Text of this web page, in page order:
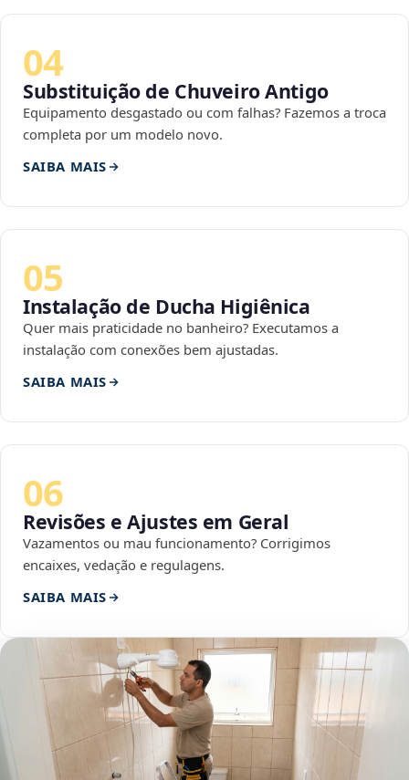
04
Substituição de Chuveiro Antigo
Equipamento desgastado ou com falhas? Fazemos a troca
completa por um modelo novo.
SAIBA MAIS
05
Instalação de Ducha Higiênica
Quer mais praticidade no banheiro? Executamos a
instalação com conexões bem ajustadas.
SAIBA MAIS
06
Revisões e Ajustes em Geral
Vazamentos ou mau funcionamento? Corrigimos
encaixes, vedação e regulagens.
SAIBA MAIS